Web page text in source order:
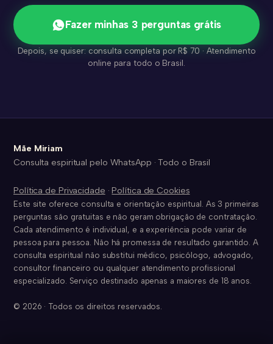
Fazer minhas 3 perguntas grátis
Depois, se quiser: consulta completa por R$ 70 · Atendimento
online para todo o Brasil.
Mãe Miriam
Consulta espiritual pelo WhatsApp · Todo o Brasil
Política de Privacidade · Política de Cookies
Este site oferece consulta e orientação espiritual. As 3 primeiras
perguntas são gratuitas e não geram obrigação de contratação.
Cada atendimento é individual, e a experiência pode variar de
pessoa para pessoa. Não há promessa de resultado garantido. A
consulta espiritual não substitui médico, psicólogo, advogado,
consultor financeiro ou qualquer atendimento profissional
especializado. Serviço destinado apenas a maiores de 18 anos.
© 2026 · Todos os direitos reservados.